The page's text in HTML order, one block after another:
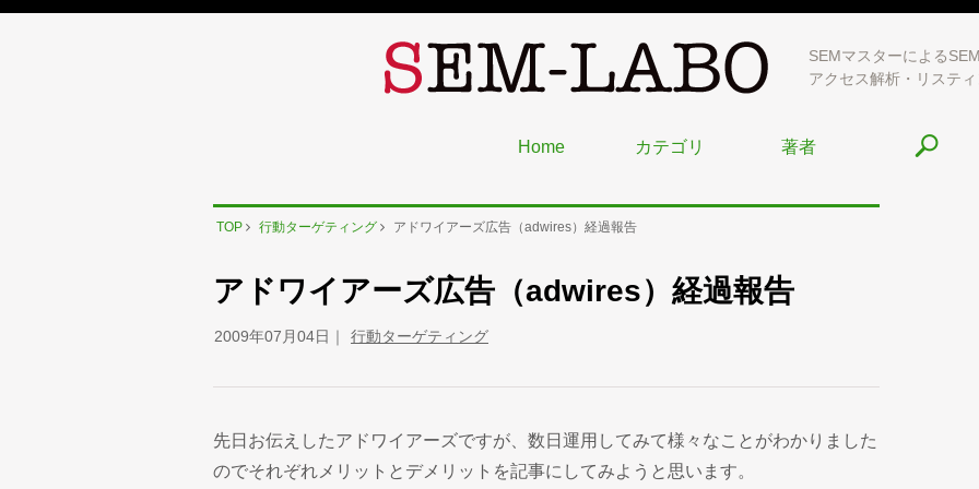
SEMマスターによる
アクセス解析・リステ
Home カテゴリ 著者
TOP 行動ターゲティング アドワイアーズ広告（adwires）経過報告
アドワイアーズ広告（adwires）経過報告
2009年07月04日 行動ターゲティング
先日お伝えしたアドワイアーズですが、数日運用してみて様々なことがわかりました
のでそれぞれメリットとデメリットを記事にしてみようと思います。